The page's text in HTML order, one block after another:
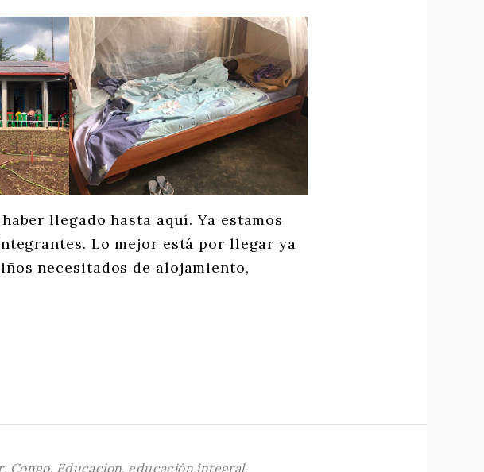
llegado hasta aquí. Ya estamos
Lo mejor está por llegar ya
necesitados de alojamiento,
, Congo, Educacion, educación integral,